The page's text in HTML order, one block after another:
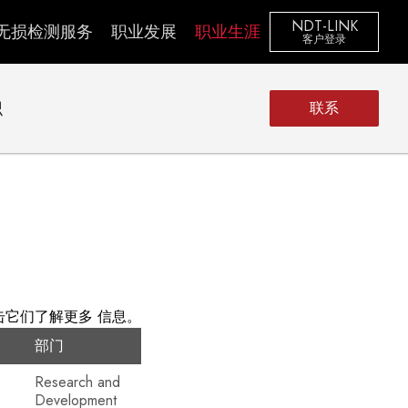
损检测服务 职业发展 职业生涯 NDT-LINK
客户登录
联系
们了解更多 信息。
部门
Research and
Development